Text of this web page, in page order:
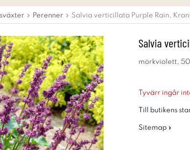
Perenner Salvia verticillata Purple Rain,
Salvia
mörkviolett,
Tyvärr ingår
Till butikens
Sitemap »